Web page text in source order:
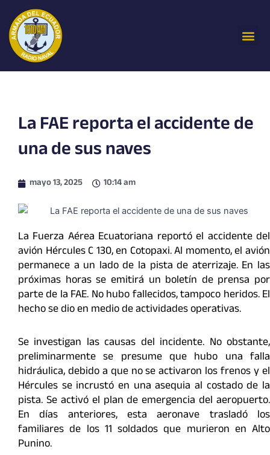
contenido
La FAE reporta el accidente de
una de sus naves
mayo 13, 2025 10:14 am
La Fuerza Aérea Ecuatoriana reportó el accidente del
avión Hércules C 130, en Cotopaxi. Al momento, el avión
permanece a un lado de la pista de aterrizaje. En las
próximas horas se emitirá un boletín de prensa por
parte de la FAE. No hubo fallecidos, tampoco heridos. El
hecho se dio en medio de actividades operativas.
Se investigan las causas del incidente. No obstante,
preliminarmente se presume que hubo una falla
hidráulica, debido a que no se activaron los frenos y el
Hércules se incrustó en una asequia al costado de la
pista. Se activó el plan de emergencia del aeropuerto.
En días anteriores, esta aeronave trasladó los
familiares de los 11 soldados que murieron en Alto
Punino.